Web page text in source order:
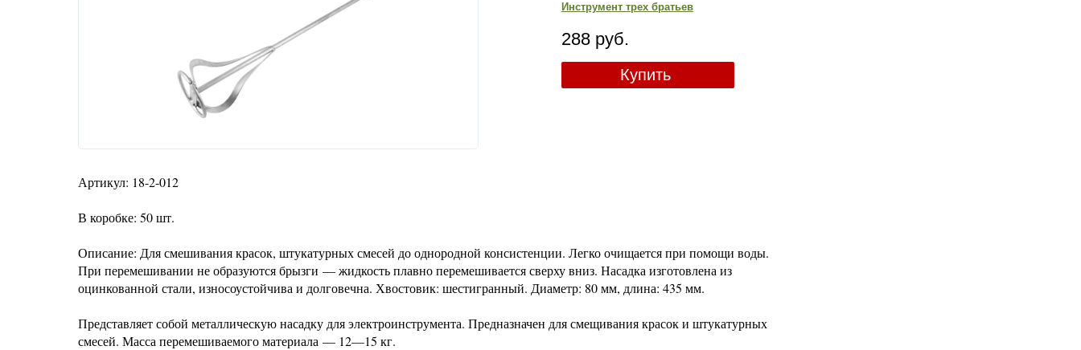
Инструмент трех братьев
288 руб.
Купить
Артикул: 18-2-012
В коробке: 50 шт.
Описание: Для смешивания красок, штукатурных смесей до однородной консистенции. Легко очищается при помощи воды.
При перемешивании не образуются брызги — жидкость плавно перемешивается сверху вниз. Насадка изготовлена из
оцинкованной стали, износоустойчива и долговечна. Хвостовик: шестигранный. Диаметр: 80 мм, длина: 435 мм.
Представляет собой металлическую насадку для электроинструмента. Предназначен для смещивания красок и штукатурных
смесей. Масса перемешиваемого материала — 12—15 кг.